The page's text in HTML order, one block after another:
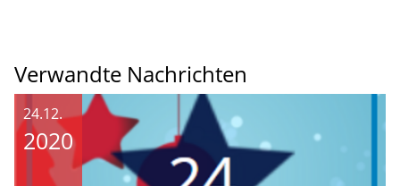
Verwandte Nachrichten
24.12.
2020